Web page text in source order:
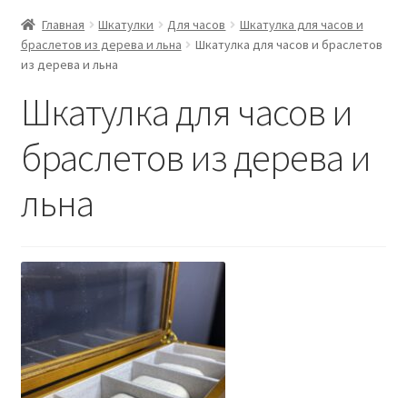
Главная Шкатулки Для часов
Шкатулка для часов и
браслетов из дерева и льна
Шкатулка для часов и браслетов
из дерева и льна
Шкатулка для часов и
браслетов из дерева и
льна